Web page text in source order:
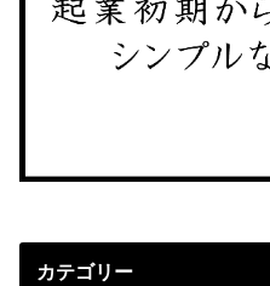
カテゴリー